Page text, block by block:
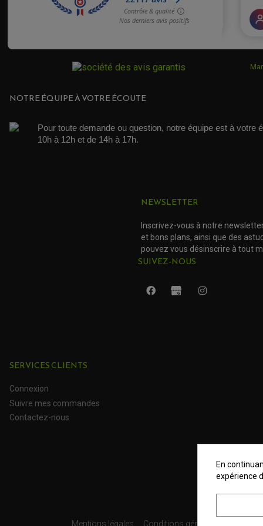
NOTRE ÉQUIPE À VOTRE ÉCOUTE
Pour toute demande ou question, notre équipe est à votre
10h à 12h et de 14h à 17h.
NEWSLETTER
Inscrivez-vous à notre
et bons plans, ainsi que des
pouvez vous désinscrire à tout
SUIVEZ-NOUS
SERVICES CLIENTS
Connexion
Suivre mes commandes
Contactez-nous
Mentions légales Conditions générales
En
expérience